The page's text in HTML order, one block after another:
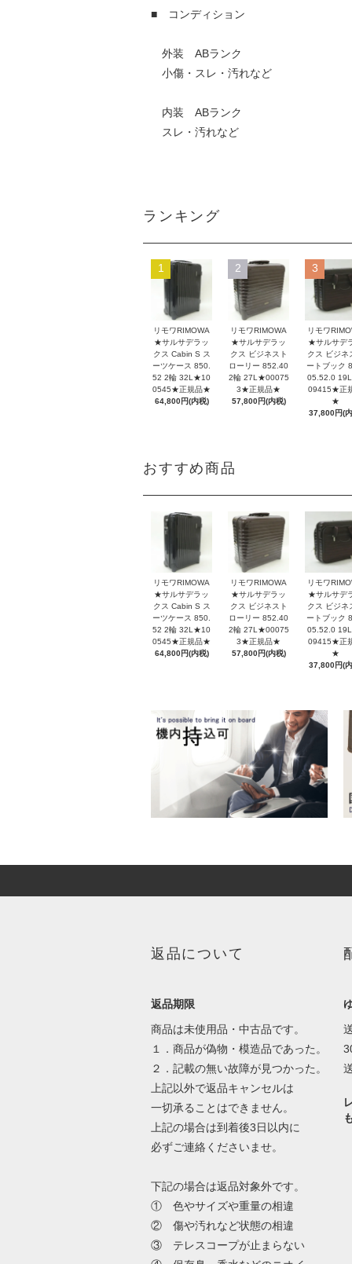
■ コンディション
外装 ABランク
小傷・スレ・汚れなど
内装 ABランク
スレ・汚れなど
ランキング
1
リモワRIMOWA
★サルサデラッ
クス Cabin S ス
ーツケース 850.
52 2輪 32L★10
0545★正規品★
64,800円(内税)
2
リモワRIMOWA
★サルサデラッ
クス ビジネスト
ローリー 852.40
2輪 27L★00075
3★正規品★
57,800円(内税)
3
リモワ
★サルサデ
クス ビジネ
ートブック
05.52.0
09415★正
★
37,800円(
おすすめ商品
リモワRIMOWA
★サルサデラッ
クス Cabin S ス
ーツケース 850.
52 2輪 32L★10
0545★正規品★
64,800円(内税)
リモワRIMOWA
★サルサデラッ
クス ビジネスト
ローリー 852.40
2輪 27L★00075
3★正規品★
57,800円(内税)
リモワ
★サルサデ
クス ビジネ
ートブック
05.52.0
09415★正
★
37,800円(
返品について
返品期限
商品は未使用品・中古品です。
１．商品が偽物・模造品であった。
２．記載の無い故障が見つかった。
上記以外で返品キャンセルは
一切承ることはできません。
上記の場合は到着後3日以内に
必ずご連絡くださいませ。
下記の場合は返品対象外です。
① 色やサイズや重量の相違
② 傷や汚れなど状態の相違
③ テレスコープが止まらない